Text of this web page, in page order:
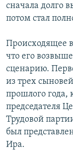
сначала долго
потом стал
Происходящее
что его
сценарию.
из трех
прошлого года,
председателя
Трудовой
был
Ира.